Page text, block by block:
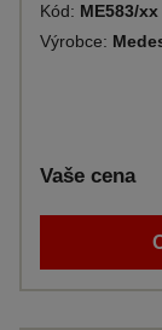
Kód: ME583/xx
Výrobce:
Vaše cena